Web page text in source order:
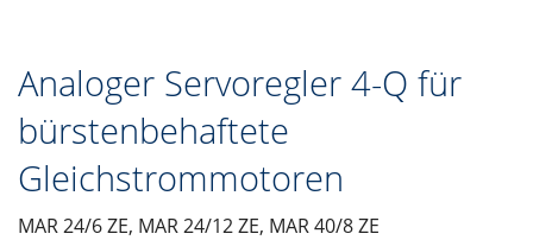
Analoger Servoregler 4-Q für
bürstenbehaftete
Gleichstrommotoren
MAR 24/6 ZE, MAR 24/12 ZE, MAR 40/8 ZE